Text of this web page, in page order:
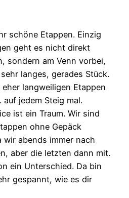
schöne Etappen. Einzig
geht es nicht direkt
sondern am Venn vorbei,
langes, gerades Stück.
langweiligen Etappen
auf jedem Steig mal.
ist ein Traum. Wir sind
ohne Gepäck
wir abends immer nach
aber die letzten dann mit.
ein Unterschied. Da bin
gespannt, wie es dir